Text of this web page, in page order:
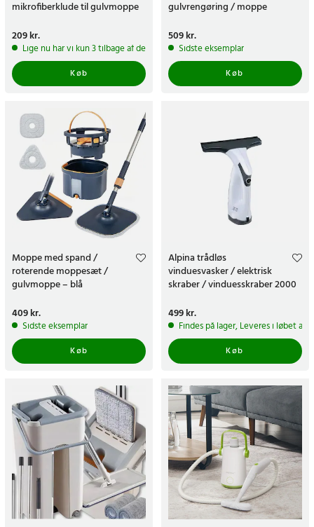
mikrofiberklude til gulvmoppe
Pris:209 kr.
209 kr.
Lige nu har vi kun 3 tilbage af dette produkt
Køb
gulvrengøring / moppe
Pris:509 kr.
509 kr.
Sidste eksemplar
Køb
Moppe med spand /
roterende moppesæt /
gulvmoppe – blå
Pris:409 kr.
409 kr.
Sidste eksemplar
Køb
Alpina trådløs
vinduesvasker / elektrisk
skraber / vinduesskraber 2000
overflader
Pris:499 kr.
499 kr.
Findes på lager, Leveres i løbet af
Køb